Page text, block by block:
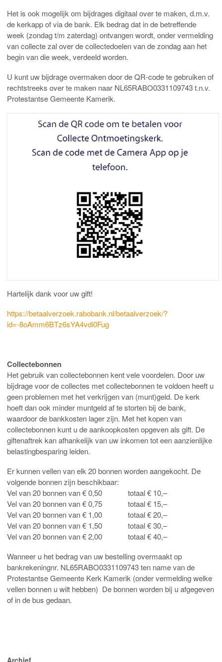
Het is ook mogelijk om bijdrages digitaal over te maken, d.m.v.
de kerkapp of via de bank. Elk bedrag dat in de betreffende
week (zondag t/m zaterdag) ontvangen wordt, onder vermelding
van collecte zal over de collectedoelen van de zondag aan het
begin van die week, verdeeld worden.
U kunt uw bijdrage overmaken door de QR-code te gebruiken of
rechtstreeks over te maken naar NL65RABO0331109743 t.n.v.
Protestantse Gemeente Kamerik.
Hartelijk dank voor uw gift!
https://betaalverzoek.rabobank.nl/betaalverzoek/?
id=-8oAmm6BTz6sYA4vdi0Fug
Collectebonnen
Het gebruik van collectebonnen kent vele voordelen. Door uw
bijdrage voor de collectes met collectebonnen te voldoen heeft u
geen problemen met het verkrijgen van (munt)geld. De kerk
hoeft dan ook minder muntgeld af te storten bij de bank,
waardoor de bankkosten lager zijn. Met het kopen van
collectebonnen kunt u de aankoopkosten opgeven als gift. De
giftenaftrek kan afhankelijk van uw inkomen tot een aanzienlijke
belastingbesparing leiden.
Er kunnen vellen van elk 20 bonnen worden aangekocht. De
volgende bonnen zijn beschikbaar:
Vel van 20 bonnen van € 0,50 totaal € 10,–
Vel van 20 bonnen van € 0,75 totaal € 15,–
Vel van 20 bonnen van € 1,00 totaal € 20,–
Vel van 20 bonnen van € 1,50 totaal € 30,–
Vel van 20 bonnen van € 2,00 totaal € 40,–
Wanneer u het bedrag van uw bestelling overmaakt op
bankrekeningnr. NL65RABO0331109743 ten name van de
Protestantse Gemeente Kerk Kamerik (onder vermelding welke
vellen bonnen u wilt hebben) De bonnen worden bij u afgegeven
of in de bus gedaan.
Archief